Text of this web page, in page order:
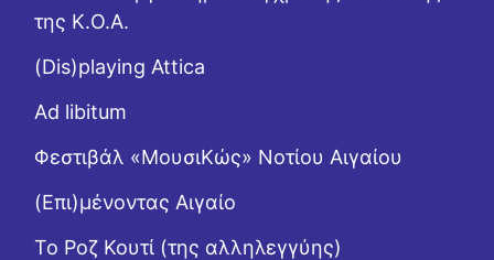
της Κ.Ο.Α.
(Dis)playing Attica
Ad libitum
Φεστιβάλ «ΜουσιΚώς» Νοτίου Αιγαίου
(Επι)μένοντας Αιγαίο
Το Ροζ Κουτί (της αλληλεγγύης)